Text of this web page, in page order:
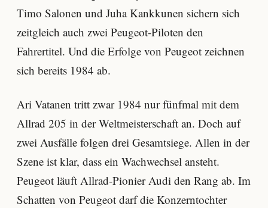
Timo Salonen und Juha Kankkunen sichern sich
zeitgleich auch zwei Peugeot-Piloten den
Fahrertitel. Und die Erfolge von Peugeot zeichnen
sich bereits 1984 ab.
Ari Vatanen tritt zwar 1984 nur fünfmal mit dem
Allrad 205 in der Weltmeisterschaft an. Doch auf
zwei Ausfälle folgen drei Gesamtsiege. Allen in der
Szene ist klar, dass ein Wachwechsel ansteht.
Peugeot läuft Allrad-Pionier Audi den Rang ab. Im
Schatten von Peugeot darf die Konzerntochter